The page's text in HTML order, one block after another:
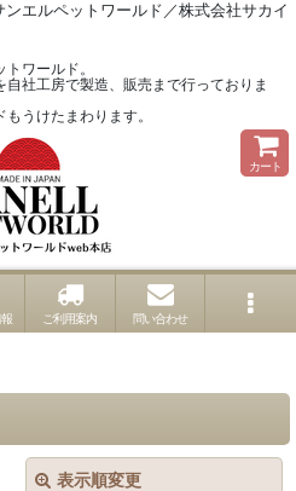
エルペットワールド／株式会社サカイ
ワールド。
社工房で製造、販売まで行っておりま
うけたまわります。
カート
ご利用案内 問い合わせ
表示順変更